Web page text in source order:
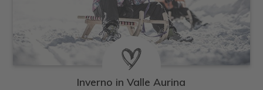
Inverno in Valle Aurina